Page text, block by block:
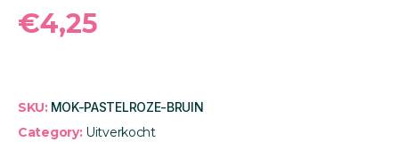
€4,25
SKU: MOK-PASTELROZE-BRUIN
Category: Uitverkocht